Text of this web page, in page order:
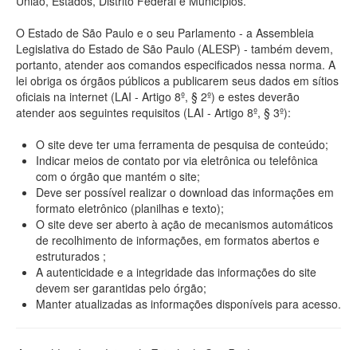
O Estado de São Paulo e o seu Parlamento - a Assembleia
Legislativa do Estado de São Paulo (ALESP) - também devem,
portanto, atender aos comandos especificados nessa norma. A
lei obriga os órgãos públicos a publicarem seus dados em sítios
oficiais na internet (LAI - Artigo 8º, § 2º) e estes deverão
atender aos seguintes requisitos (LAI - Artigo 8º, § 3º):
O site deve ter uma ferramenta de pesquisa de conteúdo;
Indicar meios de contato por via eletrônica ou telefônica
com o órgão que mantém o site;
Deve ser possível realizar o download das informações em
formato eletrônico (planilhas e texto);
O site deve ser aberto à ação de mecanismos automáticos
de recolhimento de informações, em formatos abertos e
estruturados ;
A autenticidade e a integridade das informações do site
devem ser garantidas pelo órgão;
Manter atualizadas as informações disponíveis para acesso.